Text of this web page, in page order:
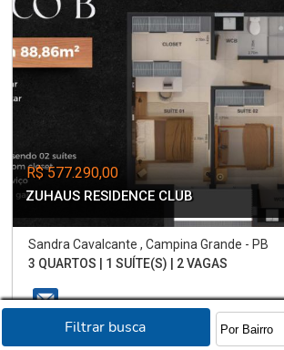
Filtrar busca
R$ 577.290,00
ZUHAUS RESIDENCE CLUB
Sandra Cavalcante , Campina Grande - PB
3 QUARTOS | 1 SUÍTE(S) | 2 VAGAS